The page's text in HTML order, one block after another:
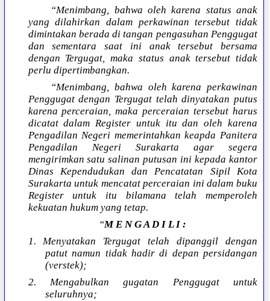
“Menimbang, bahwa oleh karena status anak
yang dilahirkan dalam perkawinan tersebut tidak
dimintakan berada di tangan pengasuhan Penggugat
dan sementara saat ini anak tersebut bersama
dengan Tergugat, maka status anak tersebut tidak
perlu dipertimbangkan.
“Menimbang, bahwa oleh karena perkawinan
Penggugat dengan Tergugat telah dinyatakan putus
karena perceraian, maka perceraian tersebut harus
dicatat dalam Register untuk itu dan oleh karena
Pengadilan Negeri memerintahkan keapda Panitera
Pengadilan Negeri Surakarta agar segera
mengirimkan satu salinan putusan ini kepada kantor
Dinas Kependudukan dan Pencatatan Sipil Kota
Surakarta untuk mencatat perceraian ini dalam buku
Register untuk itu bilamana telah memperoleh
kekuatan hukum yang tetap.
“M E N G A D I L I :
1. Menyatakan Tergugat telah dipanggil dengan
patut namun tidak hadir di depan persidangan
(verstek);
2. Mengabulkan gugatan Penggugat untuk
seluruhnya;